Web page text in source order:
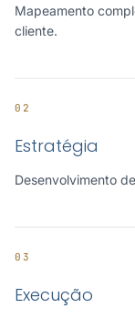
Mapeamento
cliente.
02
Estratégia
Desenvolvimento
03
Execução